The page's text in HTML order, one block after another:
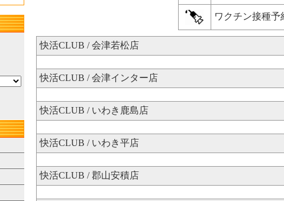
ワクチン接種
快活CLUB / 会津若松店
快活CLUB / 会津インター店
快活CLUB / いわき鹿島店
快活CLUB / いわき平店
快活CLUB / 郡山安積店